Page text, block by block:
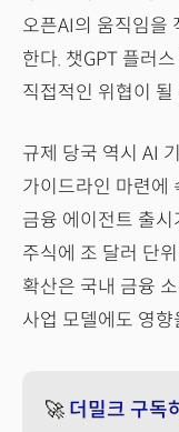
오픈AI의 움직임을
한다. 챗GPT 플러
직접적인 위협이 될
규제 당국 역시 AI
가이드라인 마련에
금융 에이전트 출
주식에 조 달러 단
확산은 국내 금융
사업 모델에도 영
🚀 더밀크 구독